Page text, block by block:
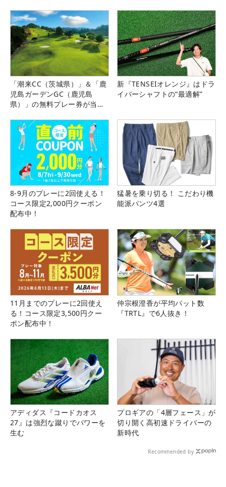
「潮来CC（茨城県）」＆「鹿
児島ガーデンGC（鹿児島
県）」の無料プレー券が当た
新『TENSEIオレンジ』はドラ
イバーシャフトの“最適解”
8-9月のプレーに2回使える！
コース限定2,000円クーポン
配布中！
猛暑を乗り切る！ こだわり機
能派パンツ4選
11月までのプレーに2回使え
る！コース限定3,500円クー
ポン配布中！
仲宗根澄香が平均パット数
『TRTL』で6人抜き！
アディダス『コードカオス
27』は強烈な蹴りでパワーを
生む
プロギアの「4層フェース」が
切り開く高初速ドライバーの
新時代
Recommended by